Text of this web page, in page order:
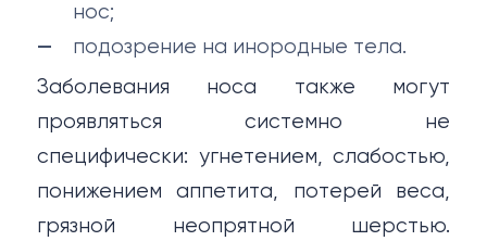
нос;
подозрение на инородные тела.
Заболевания носа также могут
проявляться системно не
специфически: угнетением, слабостью,
понижением аппетита, потерей веса,
грязной неопрятной шерстью.